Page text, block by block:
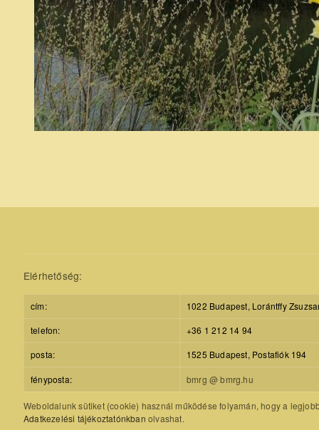
Elérhetőség:
cím:
1022 Budapest, Lorántffy
telefon:
+36 1 212 14 94
posta:
1525 Budapest, Postafiók 194
fényposta: bmrg @ bmrg.hu
Weboldalunk sütiket (cookie) használ működése folyamán, hogy a
Adatkezelési tájékoztatónkban olvashat.